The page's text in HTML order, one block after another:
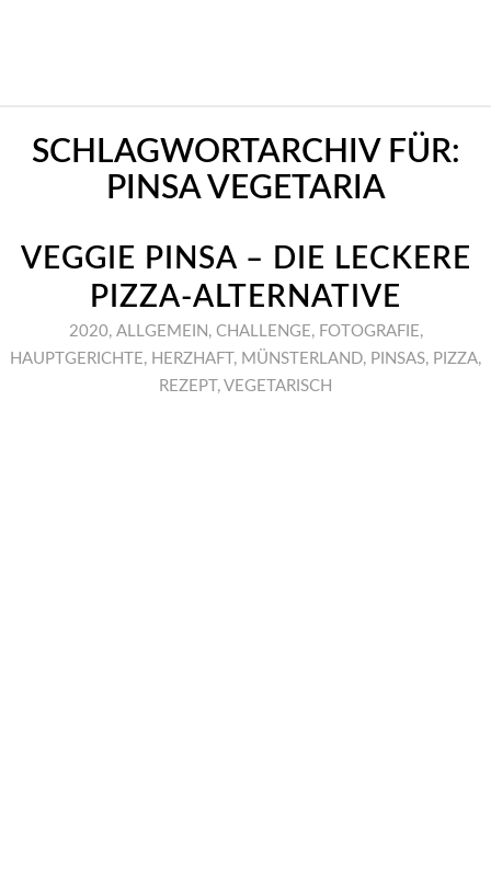
SCHLAGWORTARCHIV FÜR:
PINSA VEGETARIA
VEGGIE PINSA – DIE LECKERE
PIZZA-ALTERNATIVE
2020, ALLGEMEIN , CHALLENGE, FOTOGRAFIE,
HAUPTGERICHTE, HERZHAFT , MÜNSTERLAND, PINSAS, PIZZA,
REZEPT , VEGETARISCH